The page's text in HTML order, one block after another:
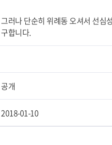
그러나 단순히 위례동 오셔서 선심
구합니다.
공개
2018-01-10